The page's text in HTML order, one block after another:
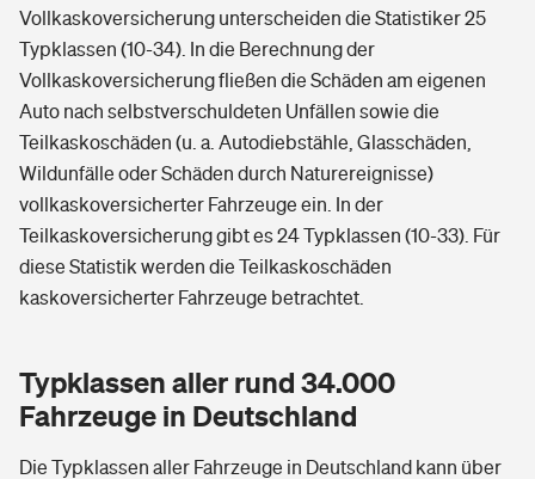
Vollkaskoversicherung unterscheiden die Statistiker 25
Typklassen (10-34). In die Berechnung der
Vollkaskoversicherung fließen die Schäden am eigenen
Auto nach selbstverschuldeten Unfällen sowie die
Teilkaskoschäden (u. a. Autodiebstähle, Glasschäden,
Wildunfälle oder Schäden durch Naturereignisse)
vollkaskoversicherter Fahrzeuge ein. In der
Teilkaskoversicherung gibt es 24 Typklassen (10-33). Für
diese Statistik werden die Teilkaskoschäden
kaskoversicherter Fahrzeuge betrachtet.
Typklassen aller rund 34.000
Fahrzeuge in Deutschland
Die Typklassen aller Fahrzeuge in Deutschland kann über